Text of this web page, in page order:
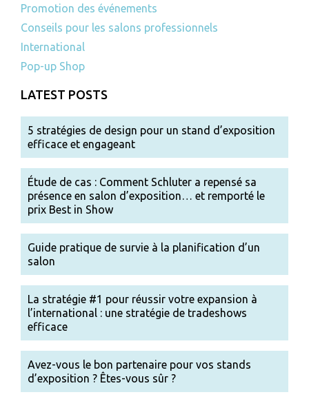
Promotion des événements
Conseils pour les salons professionnels
International
Pop-up Shop
LATEST POSTS
5 stratégies de design pour un stand d’exposition
efficace et engageant
Étude de cas : Comment Schluter a repensé sa
présence en salon d’exposition… et remporté le
prix Best in Show
Guide pratique de survie à la planification d’un
salon
La stratégie #1 pour réussir votre expansion à
l’international : une stratégie de tradeshows
efficace
Avez-vous le bon partenaire pour vos stands
d’exposition ? Êtes-vous sûr ?